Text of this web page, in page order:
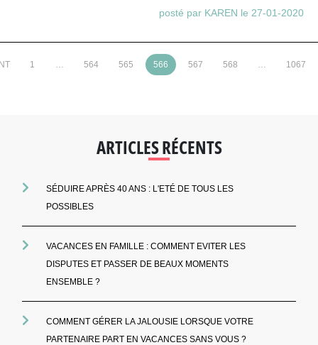
posté par KAREN le 27-01-2020
1 … 564 565 566 567 568 … 1067
ARTICLES RÉCENTS
SÉDUIRE APRÈS 40 ANS : L'ETÉ DE TOUS LES
POSSIBLES
VACANCES EN FAMILLE : COMMENT EVITER LES
DISPUTES ET PASSER DE BEAUX MOMENTS
ENSEMBLE ?
COMMENT GÉRER LA JALOUSIE LORSQUE VOTRE
PARTENAIRE PART EN VACANCES SANS VOUS ?